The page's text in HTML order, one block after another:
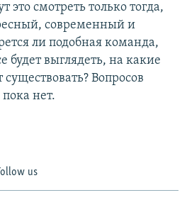
это смотреть только тогда,
современный и
ли подобная команда,
будет выглядеть, на какие
существовать? Вопросов
нет.
us